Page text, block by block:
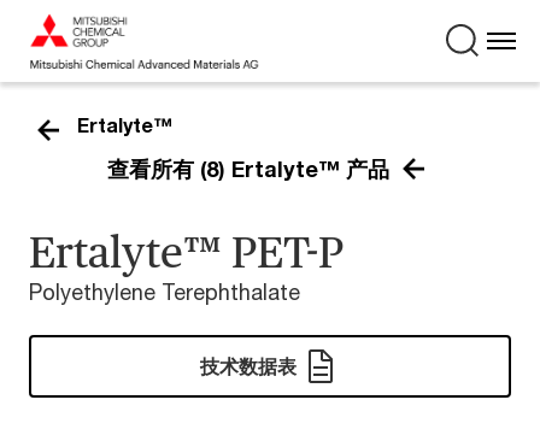
Ertalyte™
查看所有 (8) Ertalyte™ 产品
Ertalyte™ PET-P
Polyethylene Terephthalate
技术数据表